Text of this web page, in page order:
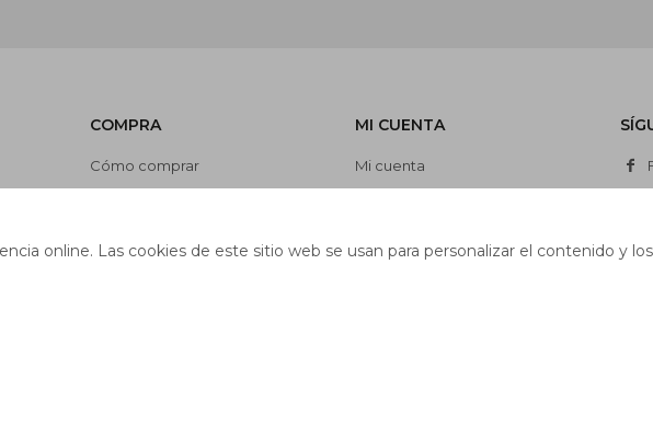
online. Las cookies de este sitio web se usan para personalizar el contenido y
COMPRA
Cómo comprar
MI CUENTA
Mi cuenta
Wish List